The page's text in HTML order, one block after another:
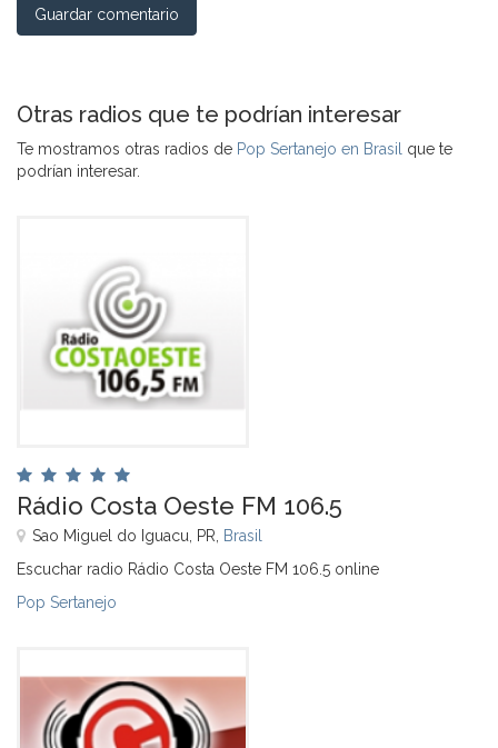
Guardar comentario
Otras radios que te podrían interesar
Te mostramos otras radios de Pop Sertanejo en Brasil que te
podrían interesar.
Rádio Costa Oeste FM 106.5
Sao Miguel do Iguacu, PR, Brasil
Escuchar radio Rádio Costa Oeste FM 106.5 online
Pop Sertanejo